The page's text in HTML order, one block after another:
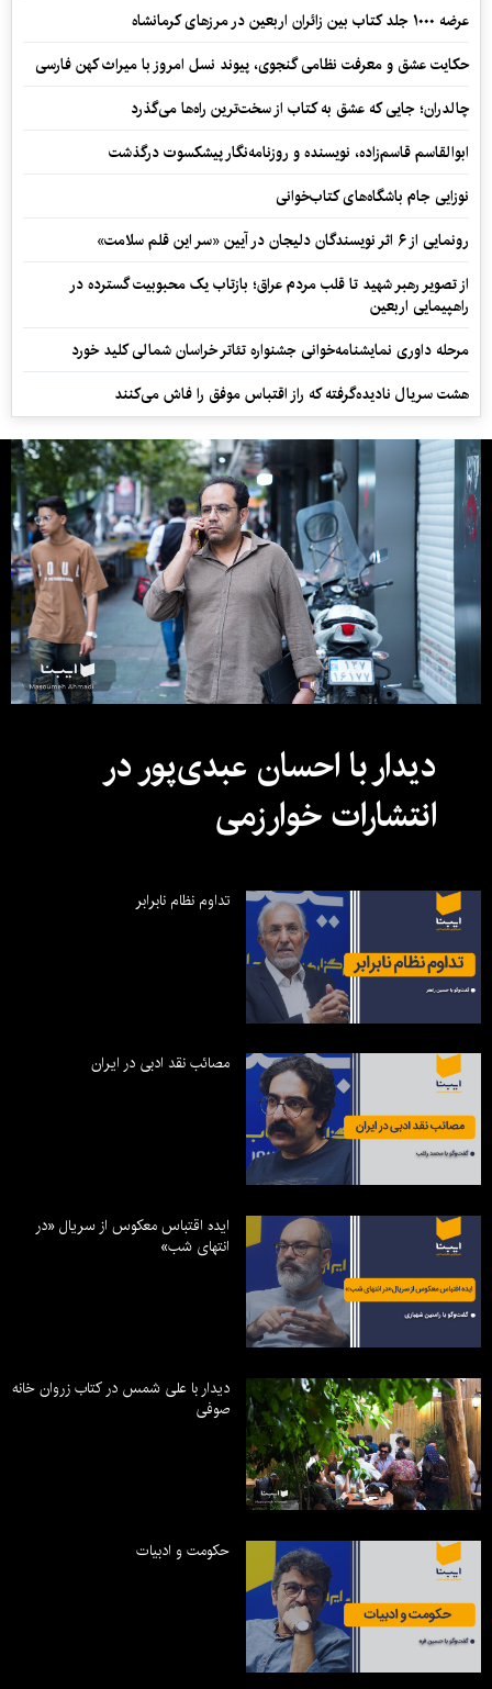
عرضه ۱۰۰۰ جلد کتاب بین زائران اربعین در مرزهای کرمانشاه
حکایت عشق و معرفت نظامی گنجوی، پیوند نسل امروز با میراث کهن فارسی
چالدران؛ جایی که عشق به کتاب از سخت‌ترین راه‌ها می‌گذرد
ابوالقاسم قاسم‌زاده، نویسنده و روزنامه‌نگار پیشکسوت درگذشت
نوزایی جام باشگاه‌های کتاب‌خوانی
رونمایی از ۶ اثر نویسندگان دلیجان در آیین «سر این قلم سلامت»
از تصویر رهبر شهید تا قلب مردم عراق؛ بازتاب یک محبوبیت گسترده در
راهپیمایی اربعین
مرحله داوری نمایشنامه‌خوانی جشنواره تئاتر خراسان شمالی کلید خورد
هشت سریال نادیده‌گرفته که راز اقتباس موفق را فاش می‌کنند
دیدار با احسان عبدی‌پور در
انتشارات خوارزمی
تداوم نظام نابرابر
مصائب نقد ادبی در ایران
ایده اقتباس معکوس از سریال «در
انتهای شب»
دیدار با علی شمس در کتاب زروان خانه
صوفی
حکومت و ادبیات